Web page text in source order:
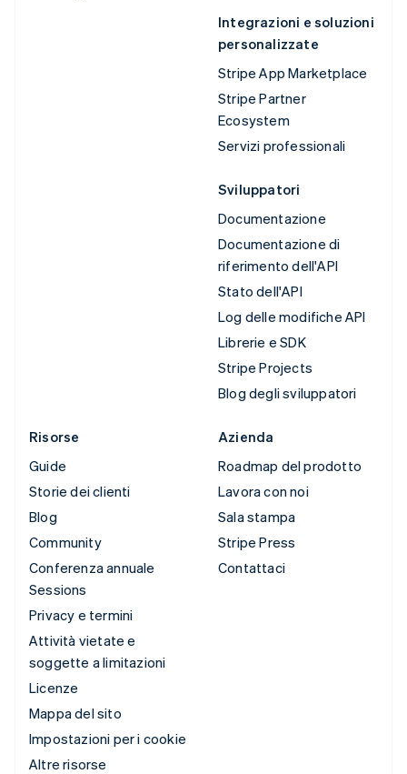
Integrazioni e soluzioni
personalizzate
Stripe App Marketplace
Stripe Partner
Ecosystem
Servizi professionali
Sviluppatori
Documentazione
Documentazione di
riferimento dell'API
Stato dell'API
Log delle modifiche API
Librerie e SDK
Stripe Projects
Blog degli sviluppatori
Risorse
Guide
Storie dei clienti
Blog
Community
Conferenza annuale
Sessions
Privacy e termini
Attività vietate e
soggette a limitazioni
Licenze
Mappa del sito
Impostazioni per i cookie
Altre risorse
Azienda
Roadmap del prodotto
Lavora con noi
Sala stampa
Stripe Press
Contattaci